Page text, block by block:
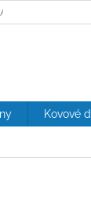
OSOBNÍCH
Kovové